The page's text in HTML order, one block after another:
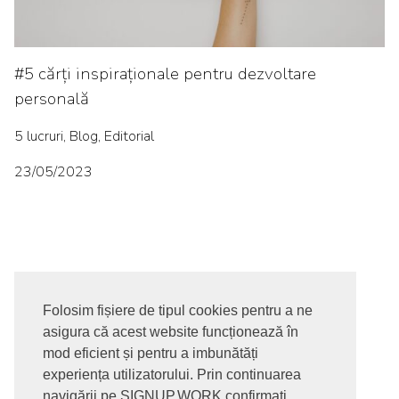
Folosim fișiere de tipul cookies pentru a ne
asigura că acest website funcționează în
mod eficient și pentru a imbunătăți
experiența utilizatorului. Prin continuarea
#5 cărți inspiraționale pentru dezvoltare
personală
5 lucruri, Blog, Editorial
23/05/2023
© 2017-2026. Toate drepturile rezervate
SIGNUPDOTWORK SRLTermeni si conditii | Politica de
confidentialitate | Politica de livrare si anulare comanda |